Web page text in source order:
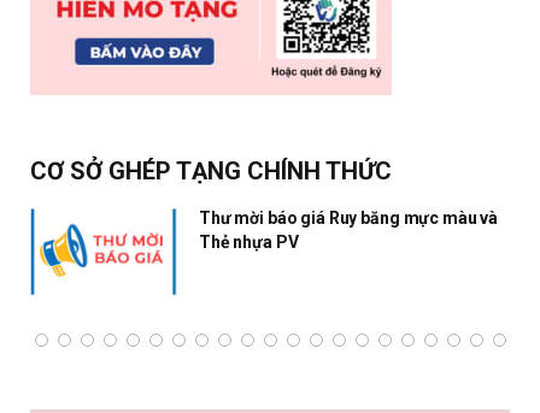
CƠ SỞ GHÉP TẠNG CHÍNH THỨC
Thư mời báo giá Ruy băng mực màu và
Thẻ nhựa PV